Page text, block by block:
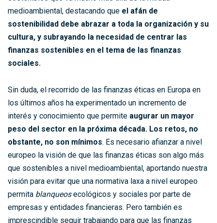
medioambiental, destacando que el afán de
sostenibilidad debe abrazar a toda la organización y su
cultura, y subrayando la necesidad de centrar las
finanzas sostenibles en el tema de las finanzas
sociales.
Sin duda, el recorrido de las finanzas éticas en Europa en
los últimos años ha experimentado un incremento de
interés y conocimiento que permite augurar un mayor
peso del sector en la próxima década. Los retos, no
obstante, no son mínimos. Es necesario afianzar a nivel
europeo la visión de que las finanzas éticas son algo más
que sostenibles a nivel medioambiental, aportando nuestra
visión para evitar que una normativa laxa a nivel europeo
permita blanqueosecológicos y sociales por parte de
empresas y entidades financieras. Pero también es
imprescindible seguir trabajando para que las finanzas